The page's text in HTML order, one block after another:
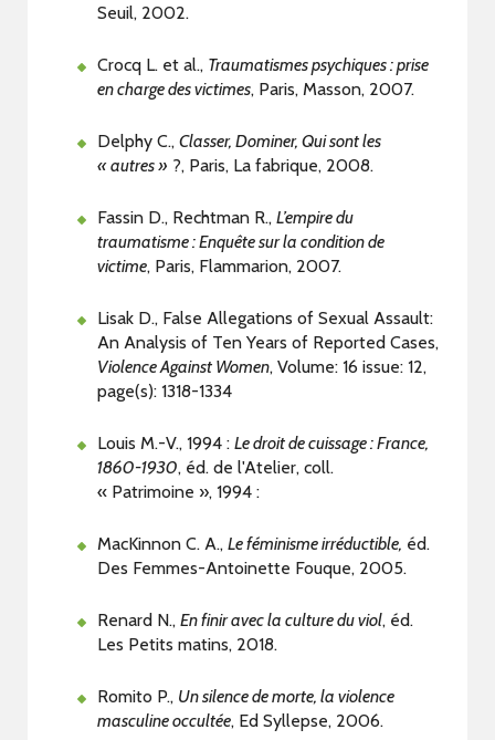
Seuil, 2002.
Crocq L. et al., Traumatismes psychiques : prise
en charge des victimes, Paris, Masson, 2007.
Delphy C., Classer, Dominer, Qui sont les
« autres » ?, Paris, La fabrique, 2008.
Fassin D., Rechtman R., L’empire du
traumatisme : Enquête sur la condition de
victime, Paris, Flammarion, 2007.
Lisak D., False Allegations of Sexual Assault:
An Analysis of Ten Years of Reported Cases,
Violence Against Women, Volume: 16 issue: 12,
page(s): 1318-1334
Louis M.-V., 1994 : Le droit de cuissage : France,
1860-1930, éd. de l'Atelier, coll.
« Patrimoine », 1994 :
MacKinnon C. A., Le féminisme irréductible, éd.
Des Femmes-Antoinette Fouque, 2005.
Renard N., En finir avec la culture du viol, éd.
Les Petits matins, 2018.
Romito P., Un silence de morte, la violence
masculine occultée, Ed Syllepse, 2006.